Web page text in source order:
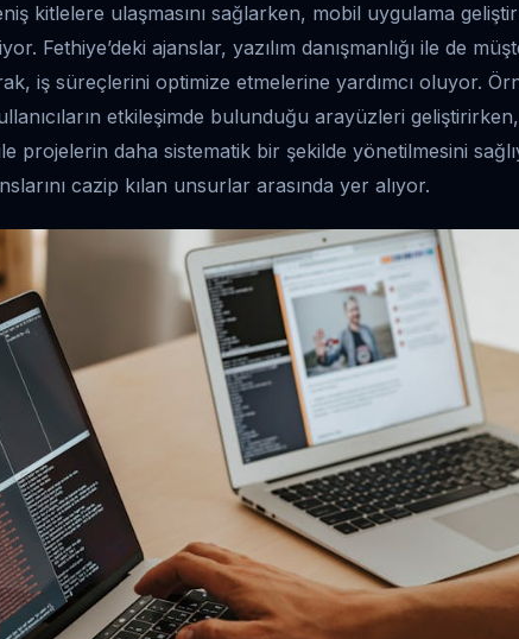
kitlelere ulaşmasını sağlarken, mobil uygulama
Fethiye’deki ajanslar, yazılım danışmanlığı ile de
iş süreçlerini optimize etmelerine yardımcı oluyor.
etkileşimde bulunduğu arayüzleri geliştirirken,
projelerin daha sistematik bir şekilde yönetilmesini
cazip kılan unsurlar arasında yer alıyor.